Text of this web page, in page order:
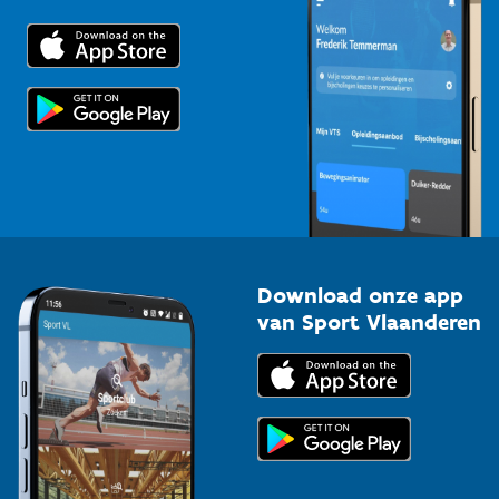
Trainers en begeleiders
Topsporters
Voor de pers
Download onze app
van Sport Vlaanderen